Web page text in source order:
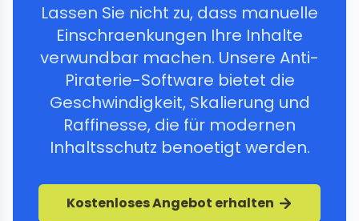
Lassen Sie nicht zu, dass manuelle
Einschraenkungen Ihre Inhalte
verwundbar machen. Unsere Anti-
Piraterie-Software bietet die
Geschwindigkeit, Skalierung und
Raffinesse, die für modernen
Inhaltsschutz benoetigt werden.
Kostenloses Angebot erhalten